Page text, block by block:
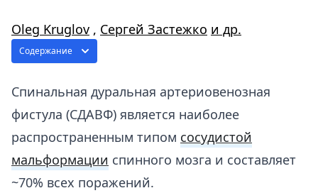
Oleg Kruglov , Сергей Застежко и др.
Содержание
Спинальная дуральная артериовенозная
фистула (СДАВФ​) является наиболее
распространенным типом сосудистой
мальформации спинного мозга и составляет
~70% всех поражений.